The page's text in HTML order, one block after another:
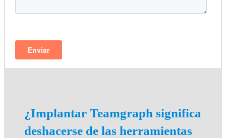
¿Implantar Teamgraph significa
deshacerse de las herramientas